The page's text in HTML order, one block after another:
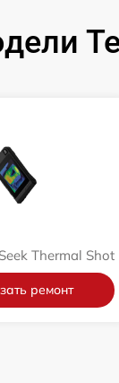
Thermal Shot
ремонт